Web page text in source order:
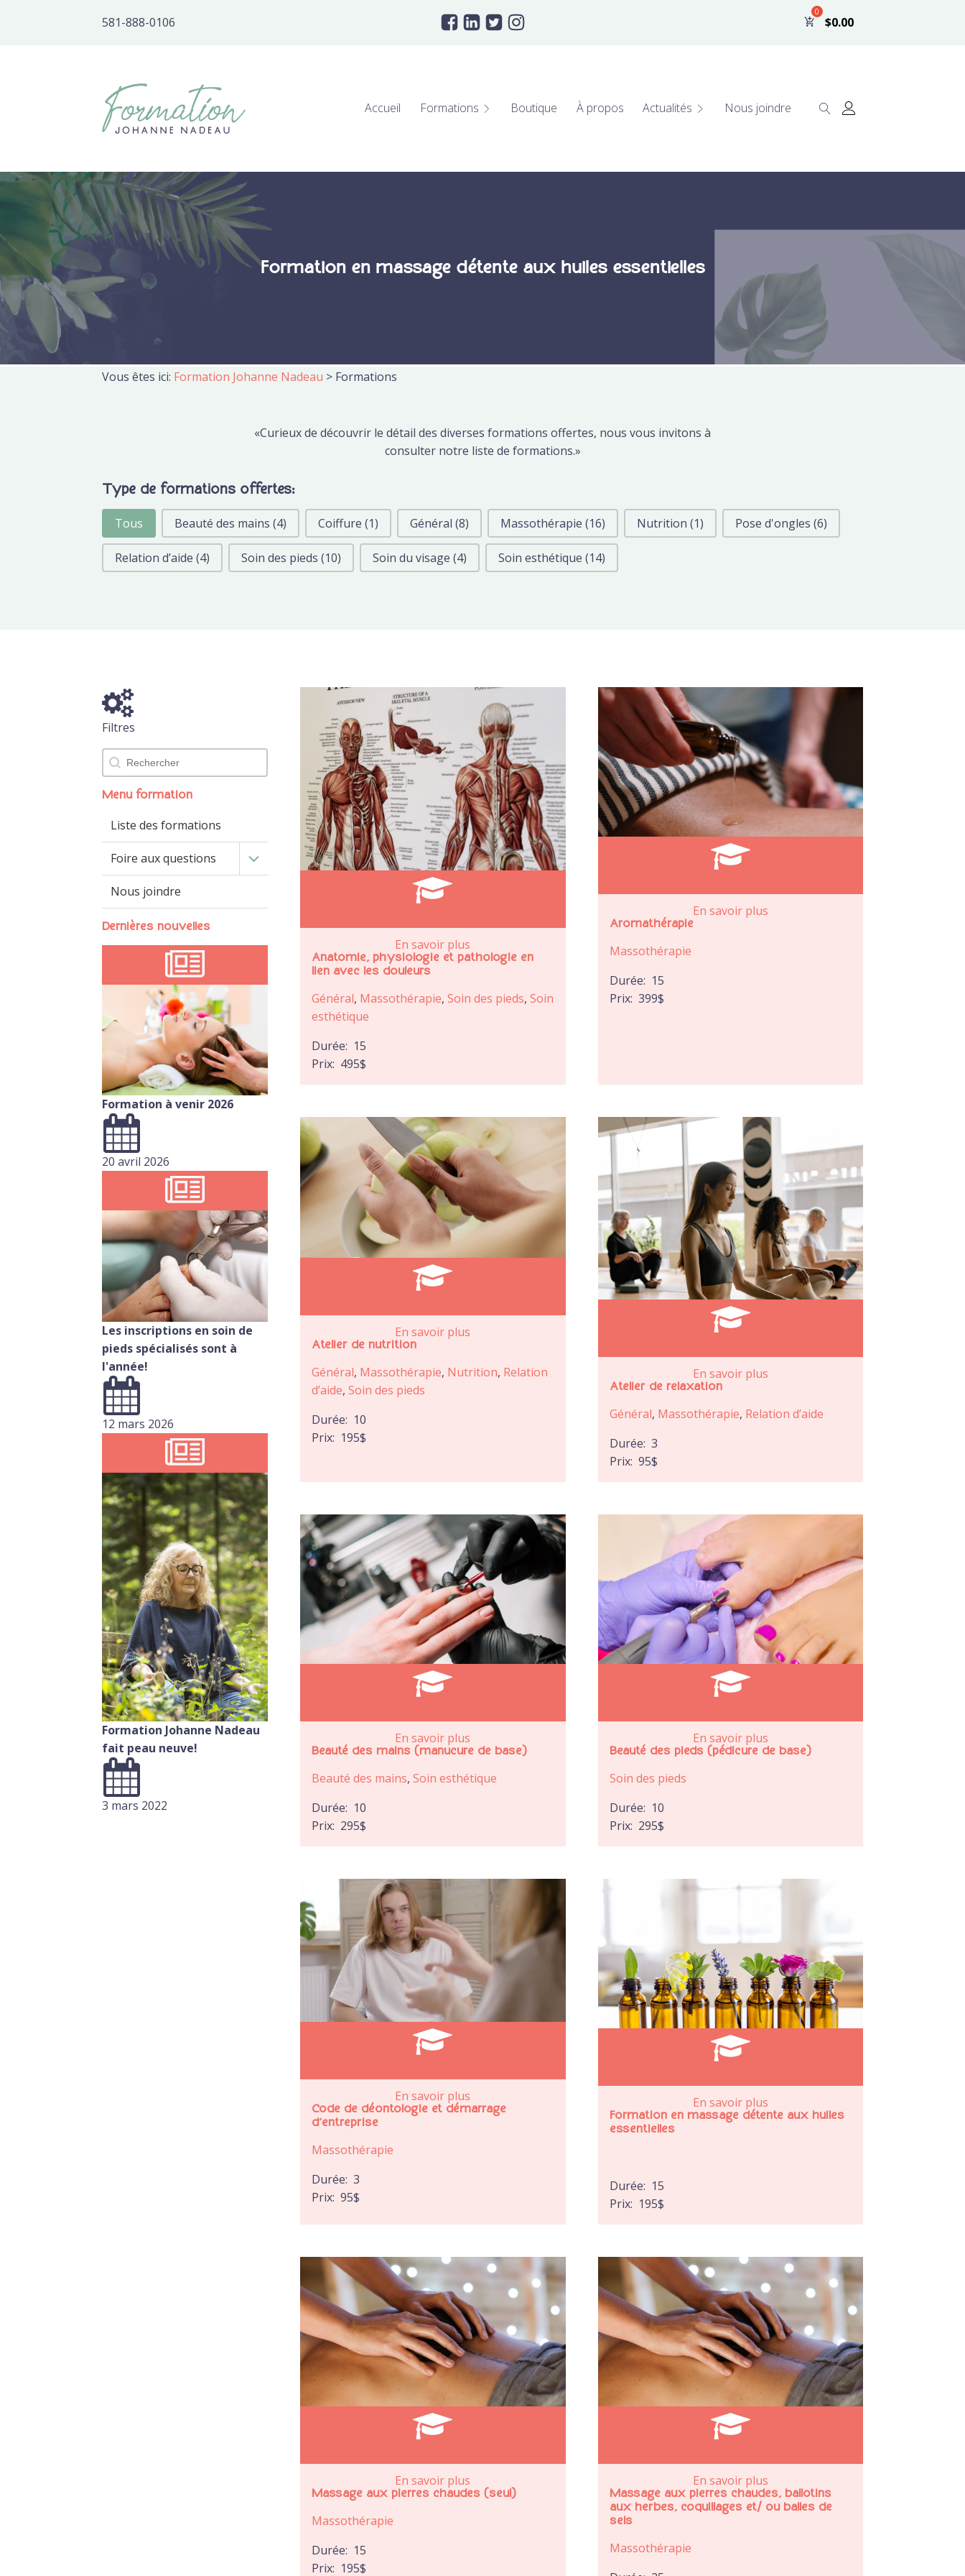
581-888-0106 $0.00
Accueil Formations Boutique À propos Actualités Nous joindre
Formation en massage détente aux huiles essentielles
Vous êtes ici: Formation Johanne Nadeau > Formations
«Curieux de découvrir le détail des diverses formations offertes, nous vous invitons à
consulter notre liste de formations.»
Type de formations offertes:
Tous Beauté des mains (4) Coiffure (1) Général (8) Massothérapie (16) Nutrition (1) Pose d'ongles (6)
Relation d’aide (4) Soin des pieds (10) Soin du visage (4) Soin esthétique (14)
Filtres
Rechercher
Menu formation
Liste des formations
Foire aux questions
Nous joindre
Dernières nouvelles
Formation à venir 2026
20 avril 2026
Les inscriptions en soin de
pieds spécialisés sont à
l'année!
12 mars 2026
Formation Johanne Nadeau
fait peau neuve!
3 mars 2022
En savoir plus
Anatomie, physiologie et pathologie en
lien avec les douleurs
Général, Massothérapie,Soin des pieds,Soin
esthétique
Durée: 15
Prix: 495$
En savoir plus
Aromathérapie
Massothérapie
Durée: 15
Prix: 399$
En savoir plus
Atelier de nutrition
Général, Massothérapie, Nutrition, Relation
d’aide,Soin des pieds
Durée: 10
Prix: 195$
En savoir plus
Atelier de relaxation
Général, Massothérapie, Relation d’aide
Durée: 3
Prix: 95$
En savoir plus
Beauté des mains (manucure de base)
Beauté des mains,Soin esthétique
Durée: 10
Prix: 295$
En savoir plus
Beauté des pieds (pédicure de base)
Soin des pieds
Durée: 10
Prix: 295$
En savoir plus
Code de déontologie et démarrage
d’entreprise
Massothérapie
Durée:3
Prix:95$
En savoir plus
Formation en massage détente aux huiles
essentielles
Durée: 15
Prix: 195$
En savoir plus
Massage aux pierres chaudes (seul)
Massothérapie
Durée: 15
Prix: 195$
En savoir plus
Massage aux pierres chaudes, ballotins
aux herbes, coquillages et/ ou balles de
sels
Massothérapie